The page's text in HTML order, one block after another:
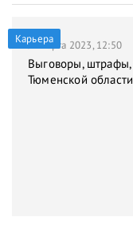
Карьера
31 марта 2023, 12:50
Выговоры, штрафы,
Тюменской